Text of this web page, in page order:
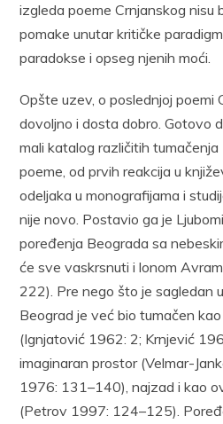
izgleda poeme Crnjanskog nisu
pomake unutar kritičke
paradokse i opseg njenih moći.
Opšte uzev, o poslednjoj poemi
dovoljno i dosta dobro. Gotovo
mali katalog različitih
poeme, od prvih reakcija u
odeljaka u monografijama i
nije novo. Postavio ga je
poređenja Beograda sa
će sve vaskrsnuti i lonom
222). Pre nego što je sagledan
Beograd je već bio tumačen
(Ignjatović 1962: 2; Krnjević
imaginaran prostor (Velmar-
1976: 131–140), najzad i kao
(Petrov 1997: 124–125).